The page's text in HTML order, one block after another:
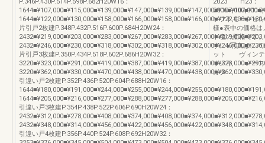
片引戸2枚建P.348P.432P.516P.600P.684H20W24：
片引戸3枚建P.350P.434P.518P.602P.686H20W32：
引違い戸2枚建P.352P.436P.520P.604P.688H20W16：
引違い戸3枚建P.354P.438P.522P.606P.690H20W24：
引違い戸4枚建P.356P.440P.524P.608P.692H20W32：
ソフトモーショ
様●表中の価格は
ト色の価格です
す。●写真は、
ット ヴィンテ
ウノキ ノース
カタ